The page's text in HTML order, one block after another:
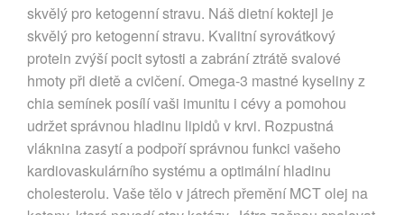
skvělý pro ketogenní stravu. Náš dietní koktejl je
skvělý pro ketogenní stravu. Kvalitní syrovátkový
protein zvýší pocit sytosti a zabrání ztrátě svalové
hmoty při dietě a cvičení. Omega-3 mastné kyseliny z
chia semínek posílí vaši imunitu i cévy a pomohou
udržet správnou hladinu lipidů v krvi. Rozpustná
vláknina zasytí a podpoří správnou funkci vašeho
kardiovaskulárního systému a optimální hladinu
cholesterolu. Vaše tělo v játrech přemění MCT olej na